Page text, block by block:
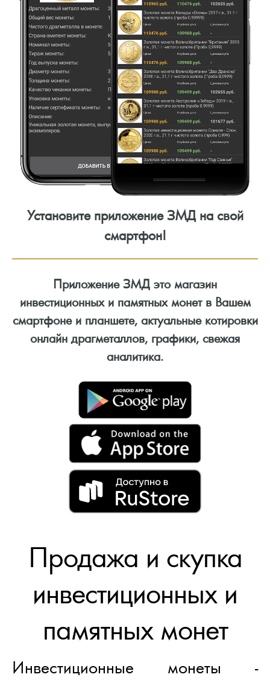
Установите приложение ЗМД на свой
смартфон!
Приложение ЗМД это магазин
инвестиционных и памятных монет в Вашем
смартфоне и планшете, актуальные котировки
онлайн драгметаллов, графики, свежая
аналитика.
Продажа и скупка
инвестиционных и
памятных монет
Инвестиционные монеты -